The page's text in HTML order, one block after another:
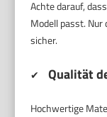
Achte darauf,
Modell passt.
sicher.
✔ Qualität
Hochwertige